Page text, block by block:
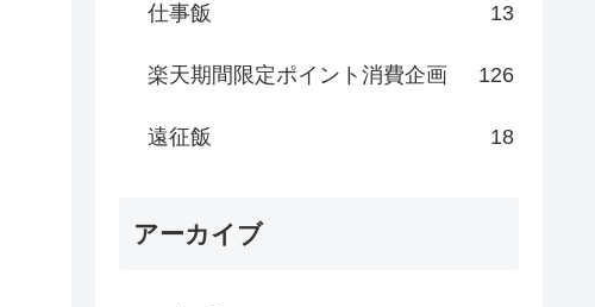
仕事飯 13
楽天期間限定ポイント消費企画 126
遠征飯 18
アーカイブ